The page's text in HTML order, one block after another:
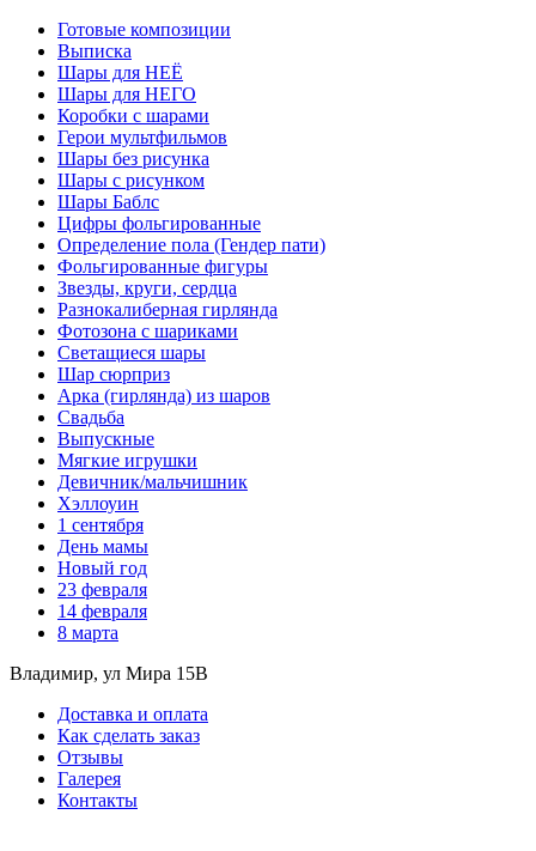
Готовые композиции
Выписка
Шары для НЕЁ
Шары для НЕГО
Коробки с шарами
Герои мультфильмов
Шары без рисунка
Шары с рисунком
Шары Баблс
Цифры фольгированные
Определение пола (Гендер пати)
Фольгированные фигуры
Звезды, круги, сердца
Разнокалиберная гирлянда
Фотозона с шариками
Светащиеся шары
Шар сюрприз
Арка (гирлянда) из шаров
Свадьба
Выпускные
Мягкие игрушки
Девичник/мальчишник
Хэллоуин
1 сентября
День мамы
Новый год
23 февраля
14 февраля
8 марта
Владимир, ул Мира 15B
Доставка и оплата
Как сделать заказ
Отзывы
Галерея
Контакты